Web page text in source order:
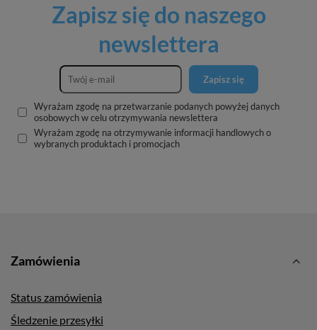
Zapisz się do naszego
newslettera
Zapisz się
Wyrażam zgodę na przetwarzanie podanych powyżej danych
osobowych w celu otrzymywania newslettera
Wyrażam zgodę na otrzymywanie informacji handlowych o
wybranych produktach i promocjach
Zamówienia
Status zamówienia
Śledzenie przesyłki